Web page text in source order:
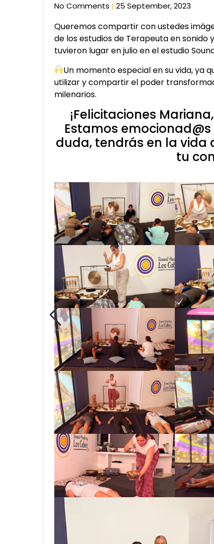
No Comments 25 September, 2023
Queremos compartir con ustedes
de los estudios de Terapeuta en sonido
tuvieron lugar en julio en el estudio
Un momento especial en su vida, ya
utilizar y compartir el poder
milenarios.
¡Felicitaciones
Estamos
duda, tendrás en la vida
tu